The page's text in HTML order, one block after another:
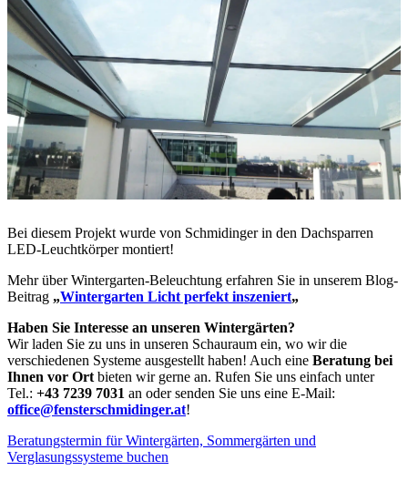
Bei diesem Projekt wurde von Schmidinger in den Dachsparren
LED-Leuchtkörper montiert!
Mehr über Wintergarten-Beleuchtung erfahren Sie in unserem Blog-
Beitrag „Wintergarten Licht perfekt inszeniert„
Haben Sie Interesse an unseren Wintergärten?
Wir laden Sie zu uns in unseren Schauraum ein, wo wir die
verschiedenen Systeme ausgestellt haben! Auch eine Beratung bei
Ihnen vor Ort bieten wir gerne an. Rufen Sie uns einfach unter
Tel.: +43 7239 7031 an oder senden Sie uns eine E-Mail:
office@fensterschmidinger.at!
Beratungstermin für Wintergärten, Sommergärten und
Verglasungssysteme buchen